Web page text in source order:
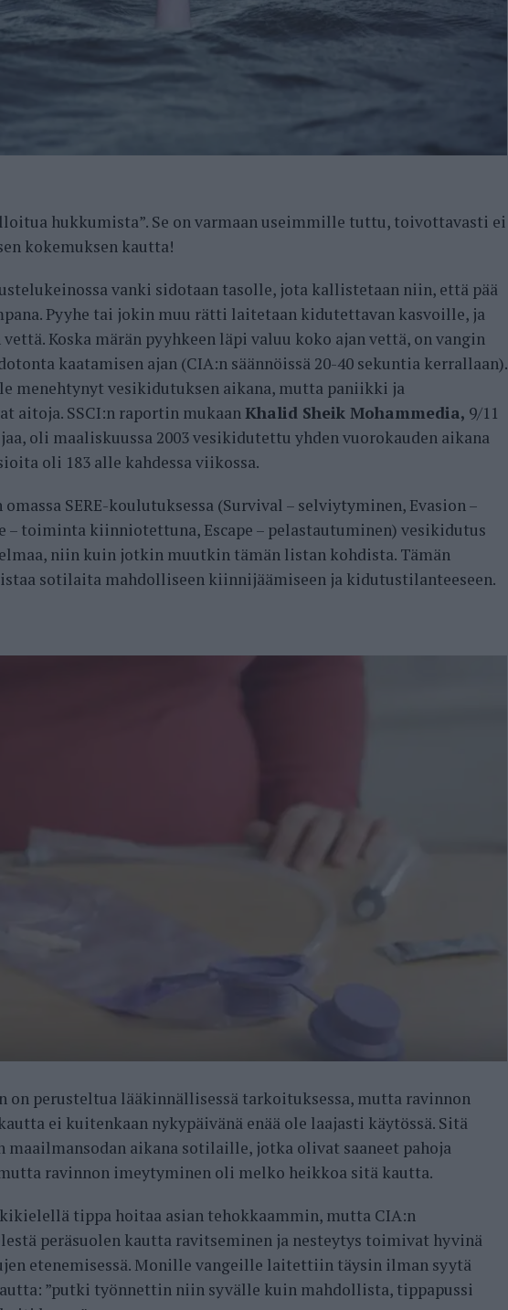
hukkumista”. Se on varmaan useimmille tuttu, toivottavasti ei
kokemuksen kautta!
vanki sidotaan tasolle, jota kallistetaan niin, että pää
Pyyhe tai jokin muu rätti laitetaan kidutettavan kasvoille, ja
Koska märän pyyhkeen läpi valuu koko ajan vettä, on vangin
kaatamisen ajan (CIA:n säännöissä 20-40 sekuntia kerrallaan).
menehtynyt vesikidutuksen aikana, mutta paniikki ja
aitoja. SSCI:n raportin mukaan Khalid Sheik Mohammedia, 9/11
oli maaliskuussa 2003 vesikidutettu yhden vuorokauden aikana
oli 183 alle kahdessa viikossa.
SERE-koulutuksessa (Survival – selviytyminen, Evasion –
– toiminta kiinniotettuna, Escape – pelastautuminen) vesikidutus
niin kuin jotkin muutkin tämän listan kohdista. Tämän
sotilaita mahdolliseen kiinnijäämiseen ja kidutustilanteeseen.
on perusteltua lääkinnällisessä tarkoituksessa, mutta ravinnon
ei kuitenkaan nykypäivänä enää ole laajasti käytössä. Sitä
aikana sotilaille, jotka olivat saaneet pahoja
ravinnon imeytyminen oli melko heikkoa sitä kautta.
tippa hoitaa asian tehokkaammin, mutta CIA:n
peräsuolen kautta ravitseminen ja nesteytys toimivat hyvinä
etenemisessä. Monille vangeille laitettiin täysin ilman syytä
”putki työnnettin niin syvälle kuin mahdollista, tippapussi